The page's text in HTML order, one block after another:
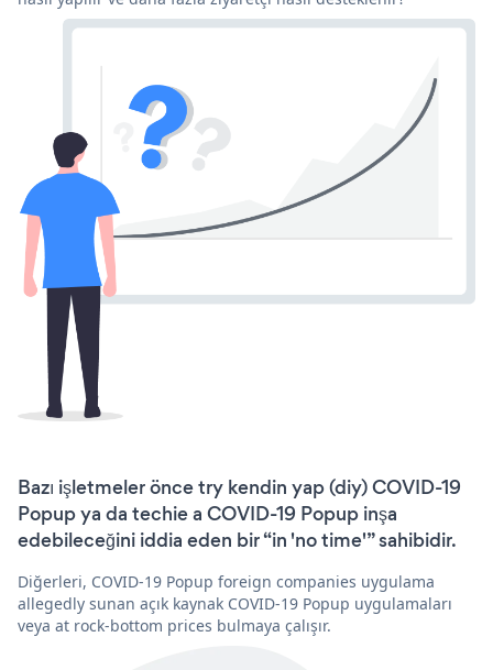
Bazı işletmeler önce try kendin yap (diy) COVID-19
Popup ya da techie a COVID-19 Popup inşa
edebileceğini iddia eden bir “in 'no time'” sahibidir.
Diğerleri, COVID-19 Popup foreign companies uygulama
allegedly sunan açık kaynak COVID-19 Popup uygulamaları
veya at rock-bottom prices bulmaya çalışır.